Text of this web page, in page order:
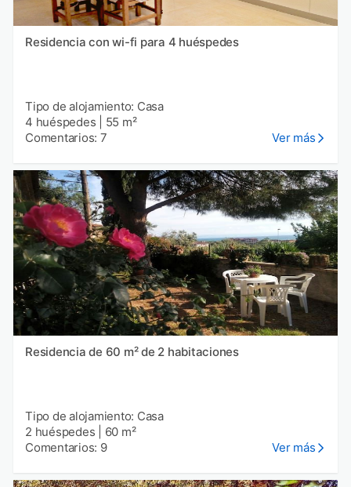
Residencia con wi-fi para 4 huéspedes
Tipo de alojamiento: Casa
4 huéspedes
55 m²
Comentarios: 7
Ver más
Residencia de 60 m² de 2 habitaciones
Tipo de alojamiento: Casa
2 huéspedes
60 m²
Comentarios: 9
Ver más